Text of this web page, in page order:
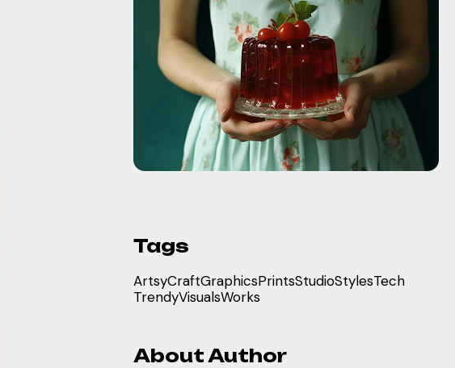
Tags
ArtsyCraftGraphicsPrintsStudioStylesTech
TrendyVisualsWorks
About Author